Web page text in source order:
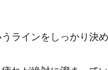
ラインをしっかり決